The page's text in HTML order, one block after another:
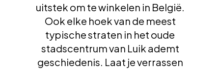
Volg ons
Groepen en touroperators
uitstek om te winkelen in België.
Ook elke hoek van de meest
typische straten in het oude
stadscentrum van Luik ademt
geschiedenis. Laat je verrassen